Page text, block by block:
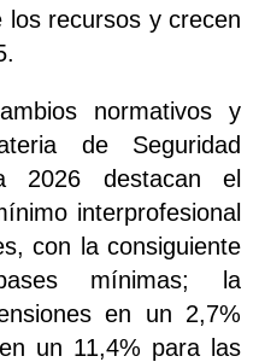
los recursos y crecen
normativos y
de Seguridad
2026 destacan el
interprofesional
con la consiguiente
mínimas; la
en un 2,7%
un 11,4% para las